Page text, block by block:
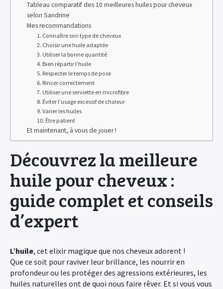
Tableau comparatif des 10 meilleures huiles pour cheveux
selon Sandrine
Mes recommandations
1. Connaître son type de cheveux
2. Choisir une huile adaptée
3. Utiliser la bonne quantité
4. Bien répartir l’huile
5. Respecter le temps de pose
6. Rincer correctement
7. Utiliser une serviette en microfibre
8. Éviter l’usage excessif de chaleur
9. Varier les huiles
10. Être patient
Et maintenant, à vous de jouer !
Découvrez la meilleure
huile pour cheveux :
guide complet et conseils
d’expert
L’huile, cet elixir magique que nos cheveux adorent !
Que ce soit pour raviver leur brillance, les nourrir en
profondeur ou les protéger des agressions extérieures, les
huiles naturelles ont de quoi nous faire rêver. Et si vous vous